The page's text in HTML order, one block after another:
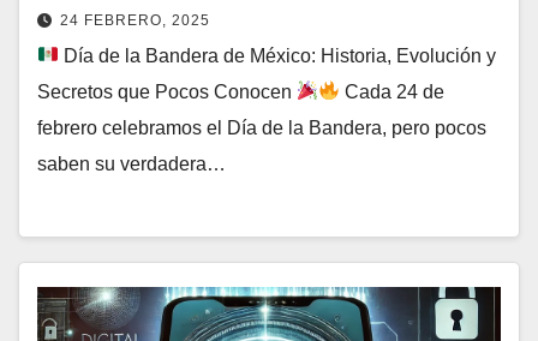
24 FEBRERO, 2025
Día de la Bandera de México: Historia, Evolución y
Secretos que Pocos Conocen
Cada 24 de
febrero celebramos el Día de la Bandera, pero pocos
saben su verdadera…